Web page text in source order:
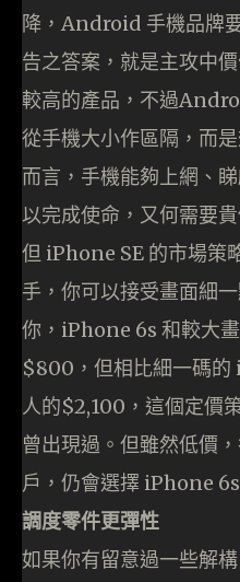
降，Android 手機品牌
告之答案，就是主攻中
較高的產品，不過
從手機大小作區隔，而
而言，手機能夠上網、
以完成使命，又何需要
但 iPhone SE 的市場策
手，你可以接受畫面細
你，iPhone 6s 和較大
$800，但相比細一碼的
人的$2,100，這個定價
曾出現過。但雖然低價
戶，仍會選擇 iPhone
調度零件更彈性
如果你有留意過一些解